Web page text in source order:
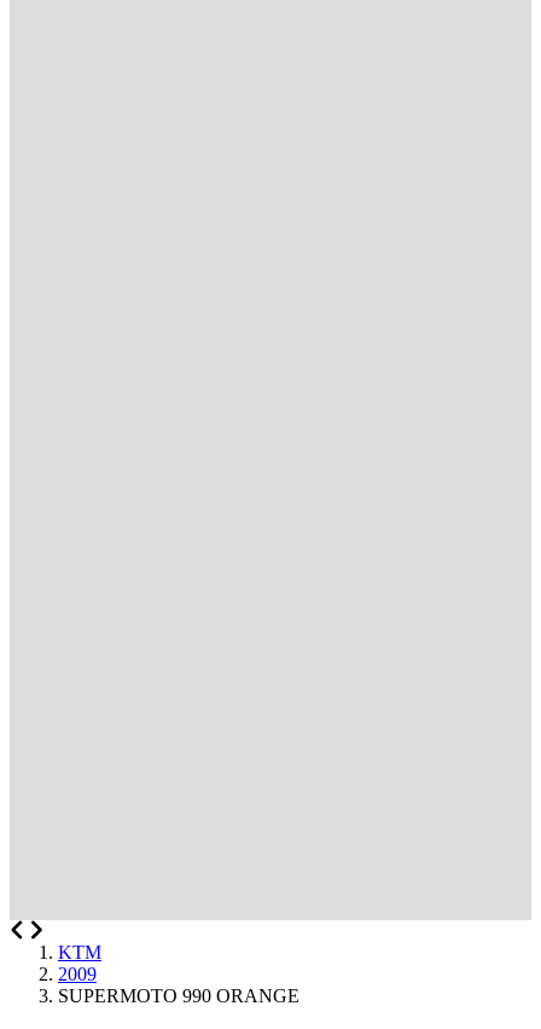
KTM
2009
SUPERMOTO 990 ORANGE